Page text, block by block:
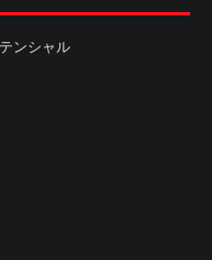
ンシャル